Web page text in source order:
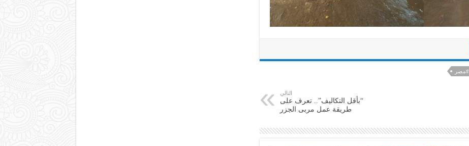
#مصر
التالي
“بأقل التكاليف”.. تعرف على
طريقة عمل مربى الجزر